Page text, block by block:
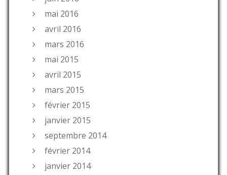
mai 2016
avril 2016
mars 2016
mai 2015
avril 2015
mars 2015
février 2015
janvier 2015
septembre 2014
février 2014
janvier 2014